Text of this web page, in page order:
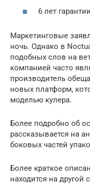
6 лет
Маркетинговые
ночь. Однако в
подобных слов на
компанией часто
производитель
новых платформ,
моделью кулера.
Более подробно об
рассказывается на
боковых частей
Более краткое
находится на другой